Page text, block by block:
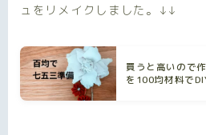
ュをリメイクしました。↓↓
買うと高いので
を100均材料で